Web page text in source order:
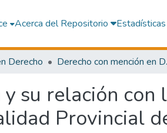
Acerca del Repositorio
Derecho
su relación con
Provincial